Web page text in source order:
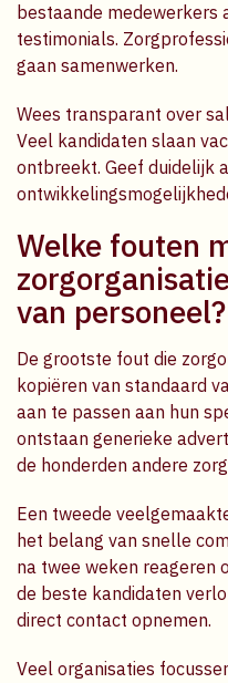
bestaande medewerkers
testimonials.
gaan samenwerken.
Wees transparant over
Veel kandidaten slaan
ontbreekt. Geef duidelijk
Welke fouten
van personeel?
De grootste fout die
kopiëren van standaard
aan te passen aan hun
ontstaan generieke
de honderden andere
Een tweede
het belang van snelle
na twee weken reageren
de beste kandidaten
direct contact opnemen.
Veel organisaties